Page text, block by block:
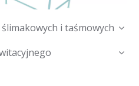
i taśmowych